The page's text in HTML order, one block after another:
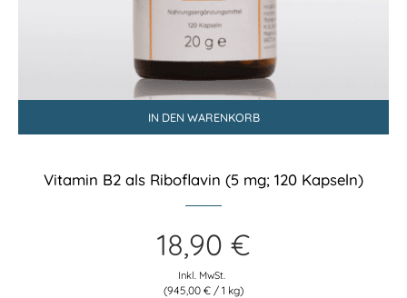
IN DEN WARENKORB
Vitamin B2 als Riboflavin (5 mg; 120 Kapseln)
18,90 €
Inkl. MwSt.
(945,00 € / 1 kg)